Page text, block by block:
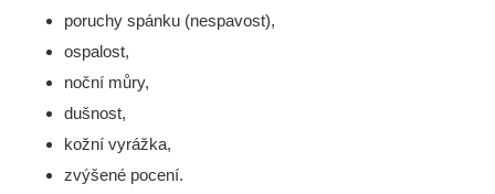
poruchy spánku (nespavost),
ospalost,
noční můry,
dušnost,
kožní vyrážka,
zvýšené pocení.